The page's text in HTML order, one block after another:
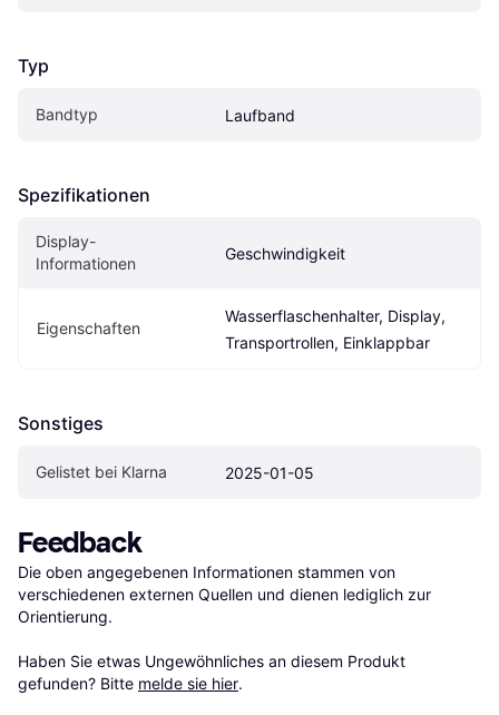
Typ
Bandtyp Laufband
Spezifikationen
Display-
Informationen
Geschwindigkeit
Eigen­schaften
Wasserflaschenhalter, Display,
Transportrollen, Einklappbar
Sonstiges
Gelistet bei Klarna 2025-01-05
Feedback
Die oben angegebenen Informationen stammen von
verschiedenen externen Quellen und dienen lediglich zur
Orientierung.
Haben Sie etwas Ungewöhnliches an diesem Produkt
gefunden? Bitte melde sie hier.